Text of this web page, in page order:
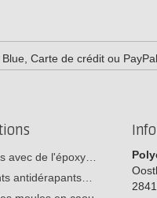
Carte de crédit ou PayPal
avec de l'époxy…
antidérapants…